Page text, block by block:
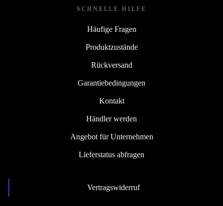
SCHNELLE HILFE
Häufige Fragen
Produktzustände
Rückversand
Garantiebedingungen
Kontakt
Händler werden
Angebot für Unternehmen
Lieferstatus abfragen
Vertragswiderruf